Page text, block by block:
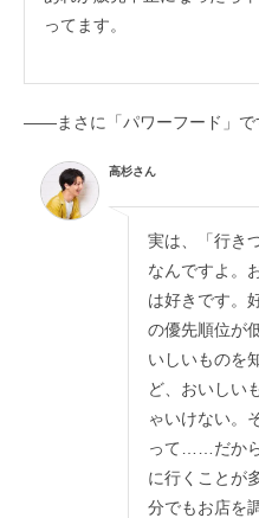
ってます。
――まさに「パワーフード」で
高杉さん
実は、「行き
なんですよ。
は好きです。
の優先順位が
いしいものを
ど、おいしい
ゃいけない。
って……だか
に行くことが
分でもお店を